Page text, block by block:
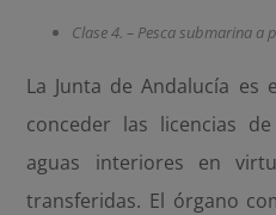
Clase 4. – Pesca submarina a
La Junta de Andalucía es
conceder las licencias
aguas interiores en
transferidas. El órgano